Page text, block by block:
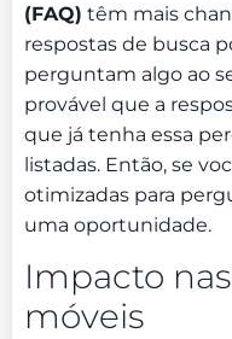
(FAQ) têm mais
respostas de busca
perguntam algo ao
provável que a
que já tenha essa
listadas. Então, se
otimizadas para
uma oportunidade.
Impacto
móveis